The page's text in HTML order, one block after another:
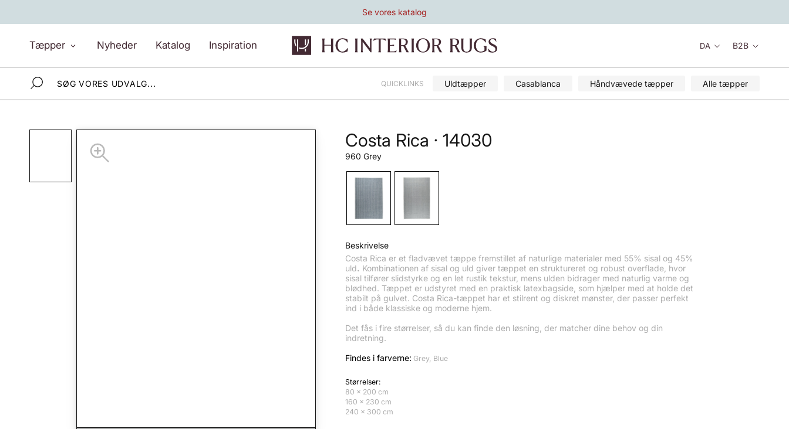
indhold
Se vores katalog
Tæpper
Nyheder
Katalog
Inspiration
Sprog
DA B2B
QUICKLINKS Uldtæpper Casablanca Håndvævede tæpper Alle tæpper
Costa Rica · 14030
960 Grey
Beskrivelse
Costa Rica er et fladvævet tæppe fremstillet af naturlige materialer med 55% sisal og 45%
uld. Kombinationen af sisal og uld giver tæppet en struktureret og robust overflade, hvor
sisal tilfører slidstyrke og en let rustik tekstur, mens ulden bidrager med naturlig varme og
blødhed. Tæppet er udstyret med en praktisk latexbagside, som hjælper med at holde det
stabilt på gulvet. Costa Rica-tæppet har et stilrent og diskret mønster, der passer perfekt
ind i både klassiske og moderne hjem.
Det fås i fire størrelser, så du kan finde den løsning, der matcher dine behov og din
indretning.
Findes i farverne: Grey, Blue
Størrelser:
80 x 200 cm
160 x 230 cm
240 x 300 cm